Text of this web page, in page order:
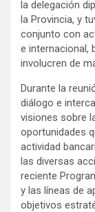
la delegación
la Provincia, y
conjunto con
e internacional,
involucren de
Durante la
diálogo e
visiones sobre
oportunidades
actividad
las diversas
reciente
y las líneas de
objetivos